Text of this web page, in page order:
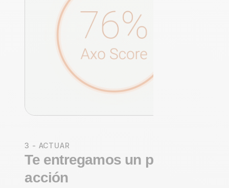
3 - ACTUAR
Te entregamos un plan de
acción